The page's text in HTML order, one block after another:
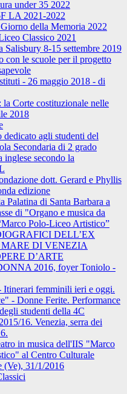
under 35 2022
LA 2021-2022
della Memoria 2022
Classico 2021
Salisbury 8-15 settembre 2019
con le scuole per il progetto
- 26 maggio 2018 - di
Corte costituzionale nelle
2018
dedicato agli studenti del
Secondaria di 2 grado
secondo la
dott. Gerard e Phyllis
edizione
Palatina di Santa Barbara a
di "Organo e musica da
Polo-Liceo Artistico”
DELL’EX
DI VENEZIA
D’ARTE
2016, foyer Toniolo -
Itinerari femminili ieri e oggi.
- Donne Ferite. Performance
studenti della 4C
16. Venezia, serra dei
in musica dell'IIS "Marco
al Centro Culturale
(Ve), 31/1/2016